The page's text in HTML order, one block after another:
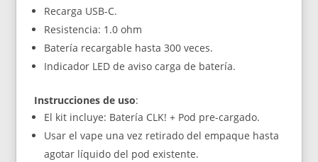
Recarga USB-C.
Resistencia: 1.0 ohm
Batería recargable hasta 300 veces.
Indicador LED de aviso carga de batería.
Instrucciones de uso:
El kit incluye: Batería CLK! + Pod pre-cargado.
Usar el vape una vez retirado del empaque hasta
agotar líquido del pod existente.